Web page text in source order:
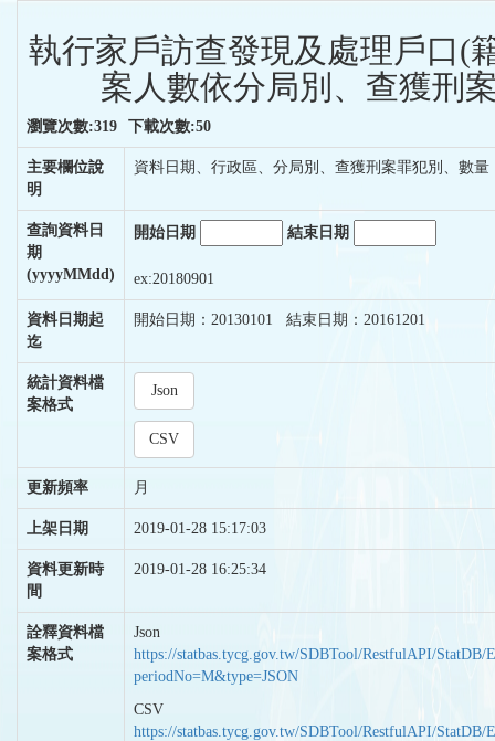
執行家戶訪查發現及處理戶口(
案人數依分局別、查獲刑
瀏覽次數:319 下載次數:50
主要欄位說
明
資料日期、行政區、分局別、查獲刑案罪犯別、數量
查詢資料日
期
(yyyyMMdd)
開始日期 結束日期
ex:20180901
資料日期起
迄
開始日期：20130101 結束日期：20161201
統計資料檔
案格式
Json
CSV
更新頻率 月
上架日期 2019-01-28 15:17:03
資料更新時
間
2019-01-28 16:25:34
詮釋資料檔
案格式
Json
https://statbas.tycg.gov.tw/SDBTool/RestfulAPI/StatDB/
periodNo=M&type=JSON
CSV
https://statbas.tycg.gov.tw/SDBTool/RestfulAPI/StatDB/